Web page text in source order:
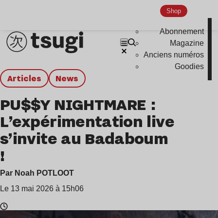
Shop
Abonnement
Magazine
Anciens numéros
Goodies
Articles news
PU$$Y NIGHTMARE :
L’expérimentation live
s’invite au Badaboum
!
Par Noah POTLOOT
Le 13 mai 2026 à 15h06